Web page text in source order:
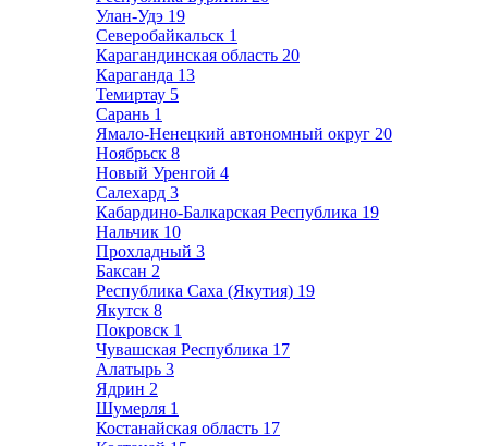
Улан-Удэ 19
Северобайкальск 1
Карагандинская область 20
Караганда 13
Темиртау 5
Сарань 1
Ямало-Ненецкий автономный округ 20
Ноябрьск 8
Новый Уренгой 4
Салехард 3
Кабардино-Балкарская Республика 19
Нальчик 10
Прохладный 3
Баксан 2
Республика Саха (Якутия) 19
Якутск 8
Покровск 1
Чувашская Республика 17
Алатырь 3
Ядрин 2
Шумерля 1
Костанайская область 17